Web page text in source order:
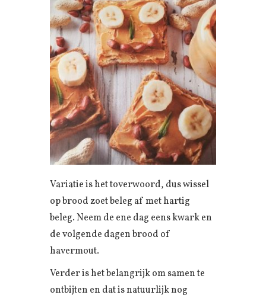
Variatie is het toverwoord, dus wissel
op brood zoet beleg af met hartig
beleg. Neem de ene dag eens kwark en
de volgende dagen brood of
havermout.
Verder is het belangrijk om samen te
ontbijten en dat is natuurlijk nog